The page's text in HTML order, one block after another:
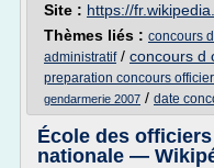
Site : https://
Thèmes liés : concours
administratif/ concours d
preparation concours
gendarmerie 2007 / date
École des
nationale —